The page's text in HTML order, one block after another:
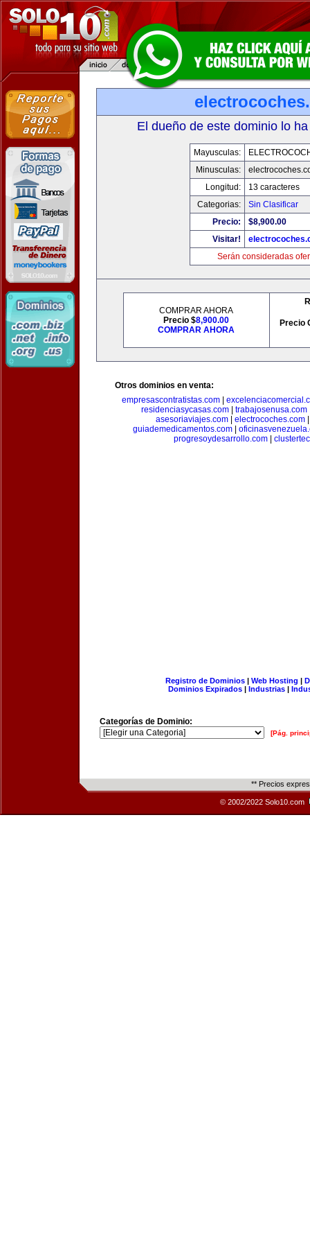
El dueño de este dominio lo
Mayusculas:
Minusculas:
Longitud:
13 caracteres
Categorias:
Sin Clasificar
Precio:
$8,900.00
Visitar!
Serán consideradas
COMPRAR AHORA
Precio $8,900.00
COMPRAR AHORA
Precio
Otros dominios en venta:
empresascontratistas.com
residenciasycasas.com| trabajosenusa.com
asesoriaviajes.com| electrocoches.com
guiademedicamentos.com|
progresoydesarrollo.com
Registro de Dominios| Web Hosting |
Dominios Expirados | Industrias |
Categorías de Dominio:
[Pág.
** Precios
© 2002/2022 Solo10.com